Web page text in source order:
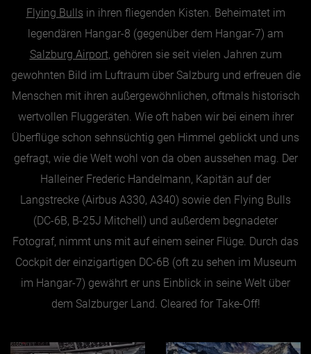
Lifestyle
Hotel & Reise
Archiv
BEITRÄGE NACH MONAT
März
Mai
Juni
Flying Bulls in ihren fliegenden Kisten. Beheimatet im
legendären Hangar-8 (gegenüber dem Hangar-7) am
Salzburg Airport, gehören sie seit vielen Jahren zum
gewohnten Bild im Luftraum über Salzburg und erfreuen die
Menschen mit ihren außergewöhnlichen, oftmals historisch
wertvollen Fluggeräten. Wie oft haben wir bei einem ihrer
Überflüge schon sehnsüchtig gen Himmel geblickt und uns
gefragt, wie die Welt wohl von da oben aussehen mag. Der
Halleiner Frederic Handelmann, Kapitän auf der
Langstrecke (Airbus A330, A340) sowie den Flying Bulls
(DC-6B, B-25J Mitchell) und außerdem begnadeter
Fotograf, nimmt uns mit auf einem seiner Flüge. Durch das
Cockpit der einzigartigen DC-6B (oft zu sehen im Museum
im Hangar-7) gewährt er uns Einblick in seine Welt über
dem Salzburger Land. Cleared for Take-Off!